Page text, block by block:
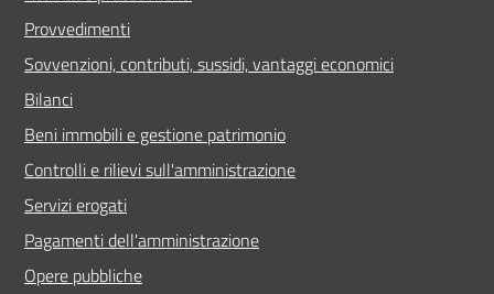
Provvedimenti
Sovvenzioni, contributi, sussidi, vantaggi economici
Bilanci
Beni immobili e gestione patrimonio
Controlli e rilievi sull'amministrazione
Servizi erogati
Pagamenti dell'amministrazione
Opere pubbliche